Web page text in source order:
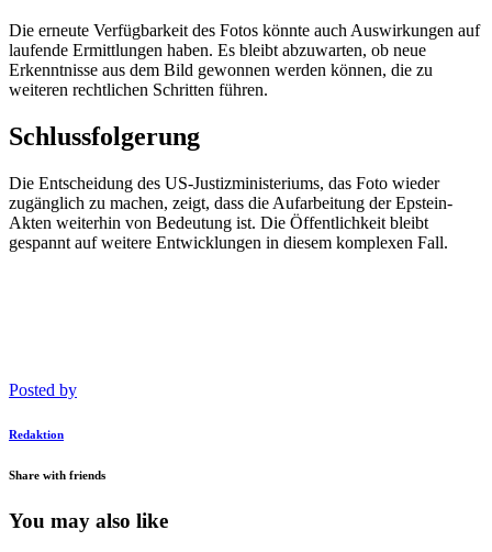
Die erneute Verfügbarkeit des Fotos könnte auch Auswirkungen auf
laufende Ermittlungen haben. Es bleibt abzuwarten, ob neue
Erkenntnisse aus dem Bild gewonnen werden können, die zu
weiteren rechtlichen Schritten führen.
Schlussfolgerung
Die Entscheidung des US-Justizministeriums, das Foto wieder
zugänglich zu machen, zeigt, dass die Aufarbeitung der Epstein-
Akten weiterhin von Bedeutung ist. Die Öffentlichkeit bleibt
gespannt auf weitere Entwicklungen in diesem komplexen Fall.
Posted by
Redaktion
Share with friends
You may also like